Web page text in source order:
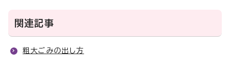
関連記事
粗大ごみの出し方